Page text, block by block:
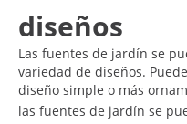
diseños
Las fuentes de jardín se
variedad de diseños.
diseño simple o más
las fuentes de jardín se